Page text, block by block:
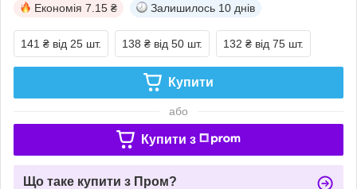
Економія 7.15 ₴ Залишилось 10 днів
141 ₴ від 25 шт. 138 ₴ від 50 шт. 132 ₴ від 75 шт.
Купити
або
Купити з
Що таке купити з Пром?